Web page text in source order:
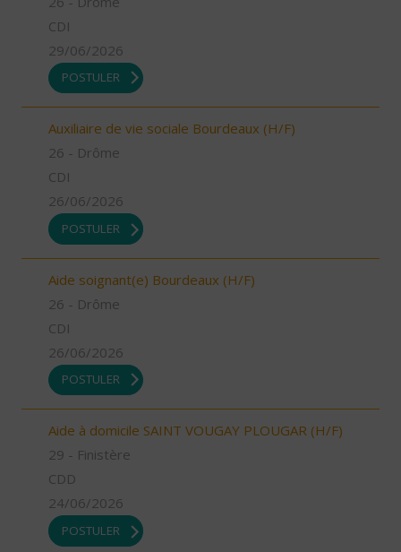
CDI
29/06/2026
POSTULER
Auxiliaire de vie sociale Bourdeaux (H/F)
26 - Drôme
CDI
26/06/2026
POSTULER
Aide soignant(e) Bourdeaux (H/F)
26 - Drôme
CDI
26/06/2026
POSTULER
Aide à domicile SAINT VOUGAY PLOUGAR (H/F)
29 - Finistère
CDD
24/06/2026
POSTULER